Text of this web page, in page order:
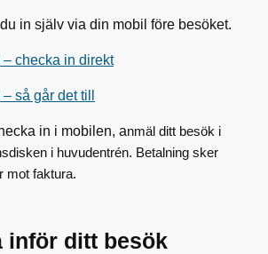
in själv via din mobil före besöket.
checka in direkt
så går det till
in i mobilen, anmäl ditt besök i
i huvudentrén. Betalning sker
mot faktura.
inför ditt besök